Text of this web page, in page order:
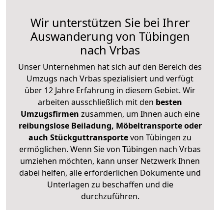
Wir unterstützen Sie bei Ihrer
Auswanderung von Tübingen
nach Vrbas
Unser Unternehmen hat sich auf den Bereich des
Umzugs nach Vrbas spezialisiert und verfügt
über 12 Jahre Erfahrung in diesem Gebiet. Wir
arbeiten ausschließlich mit den besten
Umzugsfirmen zusammen, um Ihnen auch eine
reibungslose Beiladung, Möbeltransporte oder
auch Stückguttransportevon Tübingen zu
ermöglichen. Wenn Sie von Tübingen nach Vrbas
umziehen möchten, kann unser Netzwerk Ihnen
dabei helfen, alle erforderlichen Dokumente und
Unterlagen zu beschaffen und die
durchzuführen.